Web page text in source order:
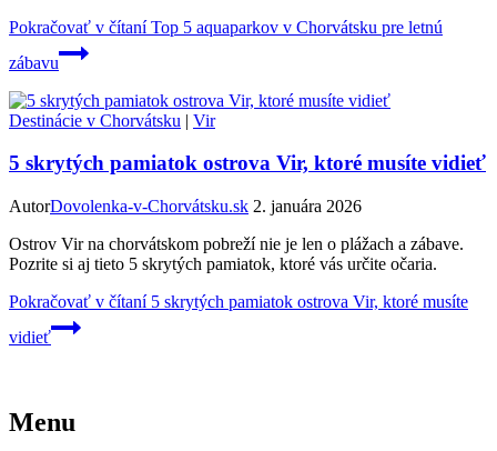
Pokračovať v čítaníTop 5 aquaparkov v Chorvátsku pre letnú
zábavu
Destinácie v Chorvátsku | Vir
5 skrytých pamiatok ostrova Vir, ktoré musíte vidieť
AutorDovolenka-v-Chorvátsku.sk 2. januára 2026
Ostrov Vir na chorvátskom pobreží nie je len o plážach a zábave.
Pozrite si aj tieto 5 skrytých pamiatok, ktoré vás určite očaria.
Pokračovať v čítaní5 skrytých pamiatok ostrova Vir, ktoré musíte
vidieť
Menu